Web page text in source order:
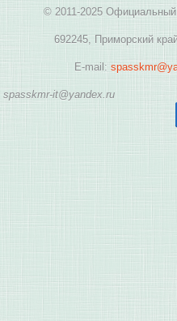
© 2011-2025 Официальный
692245, Приморский
E-mail:
spasskmr-it@yandex.ru